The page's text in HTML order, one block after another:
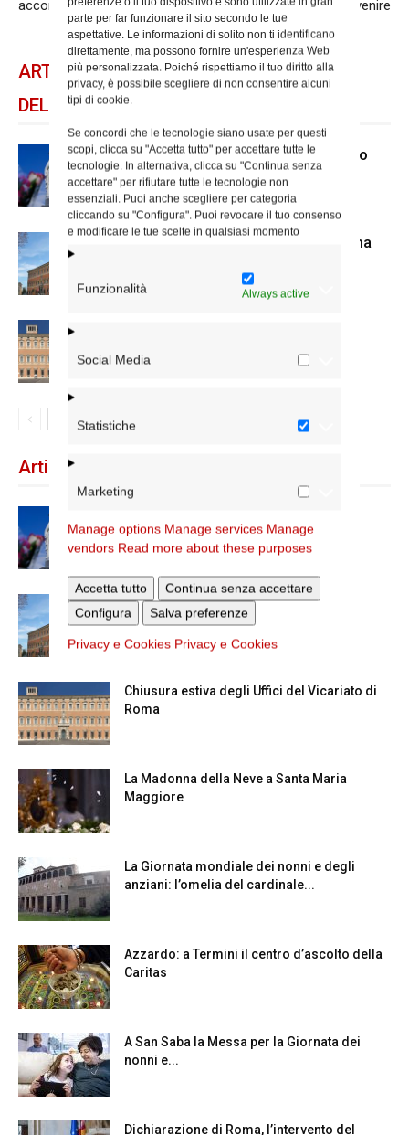
parte per far funzionare il sito secondo le tue
aspettative. Le informazioni di solito non ti identificano
direttamente, ma possono fornire un'esperienza Web
più personalizzata. Poiché rispettiamo il tuo diritto alla
privacy, è possibile scegliere di non consentire alcuni
tipi di cookie.
Se concordi che le tecnologie siano usate per questi
scopi, clicca su "Accetta tutto" per accettare tutte le
tecnologie. In alternativa, clicca su "Continua senza
accettare" per rifiutare tutte le tecnologie non
essenziali. Puoi anche scegliere per categoria
cliccando su "Configura". Puoi revocare il tuo consenso
e modificare le tue scelte in qualsiasi momento
Funzionalità Always active
Social Media
Statistiche
Marketing
Manage options Manage services Manage
vendors Read more about these purposes
Accetta tutto
Continua senza accettare
Configura
Salva preferenze
Privacy e Cookies Privacy e Cookies
accordi della Cei diocesana di Avvenire
ARTICOLI CORRELATI
DELLO STESSO AUTORE
Dal 28 al 31 agosto il pellegrinaggio
diocesano a Lourdes
Nuove nomine nella diocesi di Roma
Vicariato di Roma
Articoli recenti
diocesano a Lourdes
Nuove nomine nella diocesi di Roma
Chiusura estiva degli Uffici del Vicariato di
Roma
La Madonna della Neve a Santa Maria
Maggiore
La Giornata mondiale dei nonni e degli
anziani: l’omelia del cardinale...
Azzardo: a Termini il centro d’ascolto della
Caritas
A San Saba la Messa per la Giornata dei
nonni e...
Dichiarazione di Roma, l’intervento del